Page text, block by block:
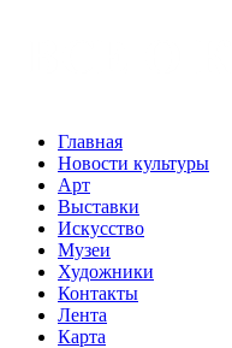
Главная
Новости культуры
Арт
Выставки
Искусство
Музеи
Художники
Контакты
Лента
Карта